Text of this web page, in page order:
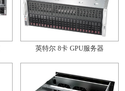
英特尔 8卡 GPU服务器